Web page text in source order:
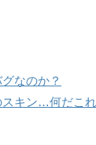
なのか？
スキン…何だこ